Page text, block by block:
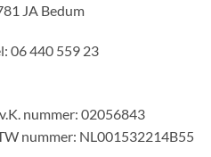
JA Bedum
06 440 559 23
nummer: 02056843
nummer: NL001532214B55